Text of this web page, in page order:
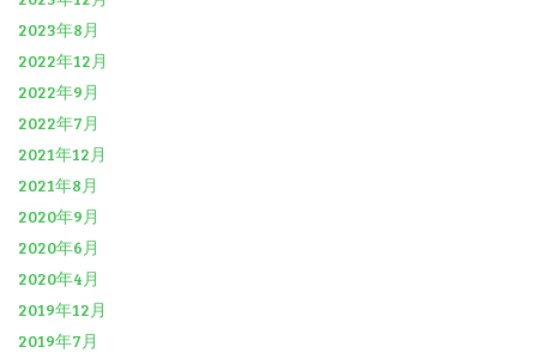
2023年8月
2022年12月
2022年9月
2022年7月
2021年12月
2021年8月
2020年9月
2020年6月
2020年4月
2019年12月
2019年7月